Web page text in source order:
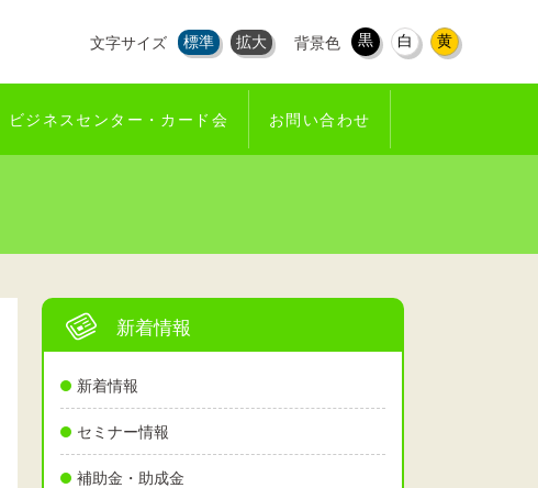
文字サイズ 標準 拡大 背景色 黒 白 黄
ビジネスセンター・カード会 お問い合わせ
新着情報
新着情報
セミナー情報
補助金・助成金